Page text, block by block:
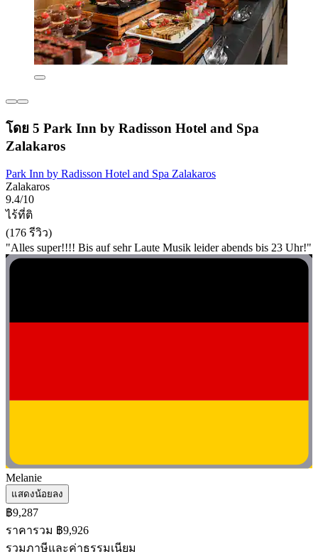
โดย 5 Park Inn by Radisson Hotel and Spa
Zalakaros
Park Inn by Radisson Hotel and Spa Zalakaros
Zalakaros
9.4/10
ไร้ที่ติ
(176 รีวิว)
"Alles super!!!! Bis auf sehr Laute Musik leider abends bis 23 Uhr!"
Melanie
แสดงน้อยลง
฿9,287
ราคารวม ฿9,926
รวมภาษีและค่าธรรมเนียม